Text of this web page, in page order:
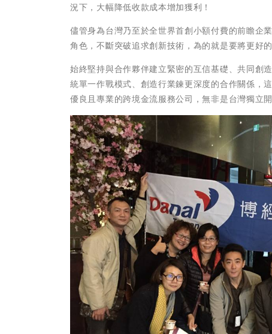
況下，大幅降低收款成本增加獲利！
儘管身為台灣乃至於全世界首創小額付費的前瞻企
角色，不斷突破追求創新技術，為的就是要將更好
始終堅持與合作夥伴建立緊密的互信基礎、共同創
統單一作戰模式、創造行業鍊更深度的合作關係，
優良且專業的跨境金流服務公司，無非是台灣獨立